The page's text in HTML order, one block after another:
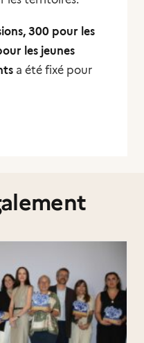
300 pour les
les jeunes
a été fixé pour